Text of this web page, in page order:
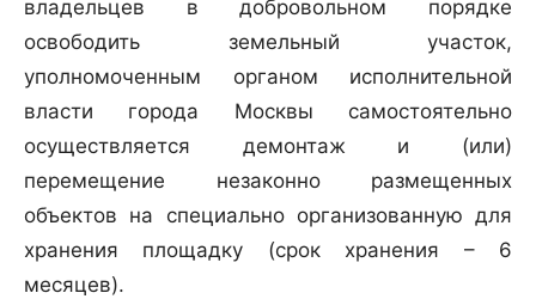
владельцев в добровольном порядке
освободить земельный участок,
уполномоченным органом исполнительной
власти города Москвы самостоятельно
осуществляется демонтаж и (или)
перемещение незаконно размещенных
объектов на специально организованную для
хранения площадку (срок хранения – 6
месяцев).